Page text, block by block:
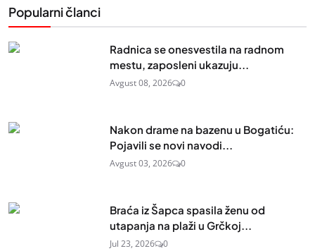
Popularni članci
Radnica se onesvestila na radnom
mestu, zaposleni ukazuju...
Avgust 08, 2026 0
Nakon drame na bazenu u Bogatiću:
Pojavili se novi navodi...
Avgust 03, 2026 0
Braća iz Šapca spasila ženu od
utapanja na plaži u Grčkoj...
Jul 23, 2026 0